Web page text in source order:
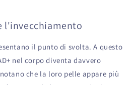
l'invecchiamento
il punto di svolta. A questo
nel corpo diventa davvero
che la loro pelle appare più